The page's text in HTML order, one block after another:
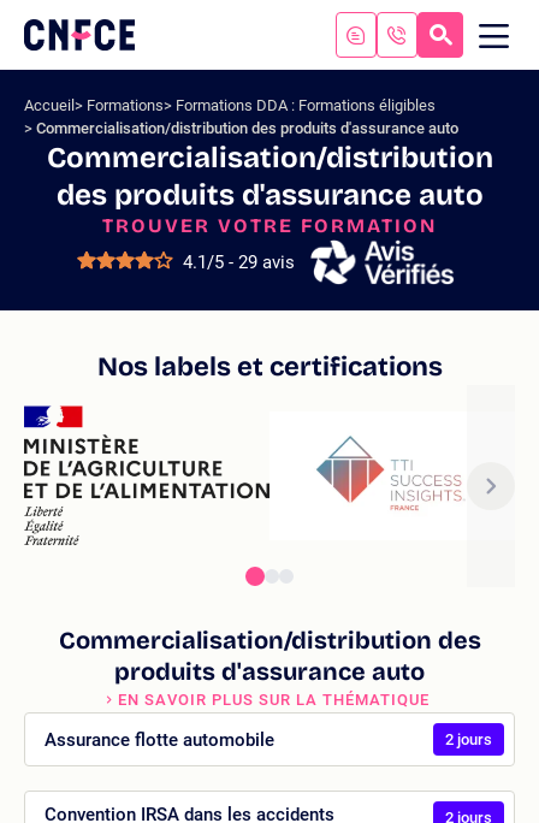
contenu
Logo
site
Accueil Formations
Formations DDA : Formations éligibles
Commercialisation/distribution des produits d'assurance auto
Commercialisation/distribution
des produits d'assurance auto
TROUVER VOTRE FORMATION
4.1/5 - 29 avis
Nos labels et certifications
Commercialisation/distribution des
produits d'assurance auto
EN SAVOIR PLUS SUR LA THÉMATIQUE
Assurance flotte automobile 2 jours
Convention IRSA dans les accidents
2 jours